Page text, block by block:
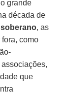
grande
década de
, as
como
que